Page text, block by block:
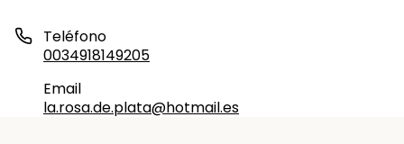
Teléfono
0034918149205
Email
la.rosa.de.plata@hotmail.es